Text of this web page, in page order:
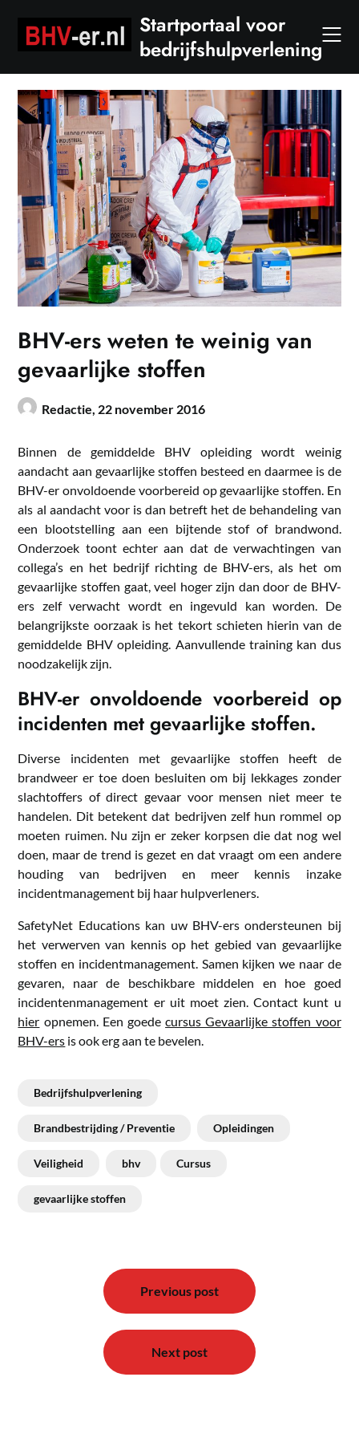
content
Startportaal voor
bedrijfshulpverlening
BHV-ers weten te weinig van
gevaarlijke stoffen
Redactie, 22 november 2016
Binnen de gemiddelde BHV opleiding wordt weinig
aandacht aan gevaarlijke stoffen besteed en daarmee is de
BHV-er onvoldoende voorbereid op gevaarlijke stoffen. En
als al aandacht voor is dan betreft het de behandeling van
een blootstelling aan een bijtende stof of brandwond.
Onderzoek toont echter aan dat de verwachtingen van
collega’s en het bedrijf richting de BHV-ers, als het om
gevaarlijke stoffen gaat, veel hoger zijn dan door de BHV-
ers zelf verwacht wordt en ingevuld kan worden. De
belangrijkste oorzaak is het tekort schieten hierin van de
gemiddelde BHV opleiding. Aanvullende training kan dus
noodzakelijk zijn.
BHV-er onvoldoende voorbereid op
incidenten met gevaarlijke stoffen.
Diverse incidenten met gevaarlijke stoffen heeft de
brandweer er toe doen besluiten om bij lekkages zonder
slachtoffers of direct gevaar voor mensen niet meer te
handelen. Dit betekent dat bedrijven zelf hun rommel op
moeten ruimen. Nu zijn er zeker korpsen die dat nog wel
doen, maar de trend is gezet en dat vraagt om een andere
houding van bedrijven en meer kennis inzake
incidentmanagement bij haar hulpverleners.
SafetyNet Educations kan uw BHV-ers ondersteunen bij
het verwerven van kennis op het gebied van gevaarlijke
stoffen en incidentmanagement. Samen kijken we naar de
gevaren, naar de beschikbare middelen en hoe goed
incidentenmanagement er uit moet zien. Contact kunt u
hier opnemen. Een goedecursus Gevaarlijke stoffen voor
BHV-ers is ook erg aan te bevelen.
Bedrijfshulpverlening
Brandbestrijding / Preventie Opleidingen
Veiligheid bhv Cursus
gevaarlijke stoffen
Previous post
Next post